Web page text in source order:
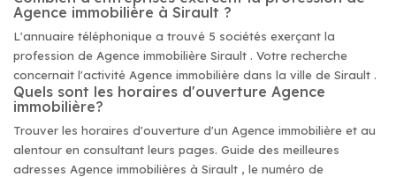
Agence immobilière à Sirault ?
L'annuaire téléphonique a trouvé 5 sociétés exerçant la
profession de Agence immobilière Sirault . Votre recherche
concernait l'activité Agence immobilière dans la ville de Sirault .
Quels sont les horaires d'ouverture Agence
immobilière?
Trouver les horaires d'ouverture d'un Agence immobilière et au
alentour en consultant leurs pages. Guide des meilleures
adresses Agence immobilières à Sirault , le numéro de